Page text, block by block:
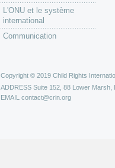
L'ONU et le système
international
Communication
Copyright © 2019 Child Rights
ADDRESS Suite 152, 88 Lower Marsh,
EMAIL contact@crin.org